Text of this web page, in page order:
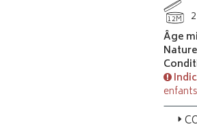
12M
Âge
enfants